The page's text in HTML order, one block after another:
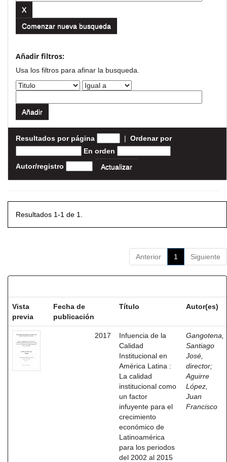
Comenzar nueva busqueda
Añadir filtros:
Usa los filtros para afinar la busqueda.
Resultados por página | Ordenar por
En orden
Autor/registro
Resultados 1-1 de 1.
Anterior 1 Siguiente
Vista
previa
Fecha de
publicación
Título Autor(es)
2017
Infuencia de la
Calidad
Institucional en
América Latina :
La calidad
institucional como
un factor
infuyente para el
crecimiento
económico de
Latinoamérica
para los periodos
del 2002 al 2015
Gangotena,
Santiago
José,
director;
Aguirre
López,
Juan
Francisco